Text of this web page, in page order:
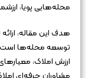
محله‌هایی پویا،
هدف این مقاله،
توسعه محله‌ها است.
ارزش املاک،